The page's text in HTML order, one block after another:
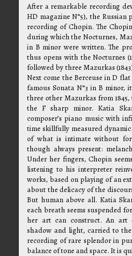
After a remarkable recording
HD magazine N°5), the
recording of Chopin. The
during which the Nocturnes,
in B minor were written. The
thus opens with the Nocturnes
followed by three Mazurkas
Next come the Berceuse in D
famous Sonata N°3 in B minor,
three other Mazurkas from
the F sharp minor. Katia
composer’s piano music with
time skillfully measured
of what is intimate without
though always present:
Under her fingers, Chopin
listening to his interpreter
works, based on playing of an
about the delicacy of the
But human above all. Katia
each breath seems suspended
her art can construct. An art
shadow and light, carried to
recording of rare splendor in
balance of tone and space. It is